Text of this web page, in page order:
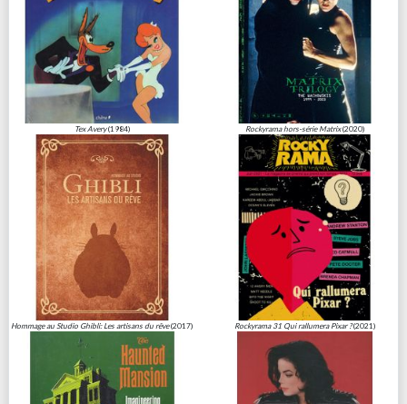
Tex Avery(1984) Rockyrama hors-série Matrix(2020)
Hommage au Studio Ghibli: Les artisans du rêve(2017) Rockyrama 31 Qui rallumera Pixar ?(2021)